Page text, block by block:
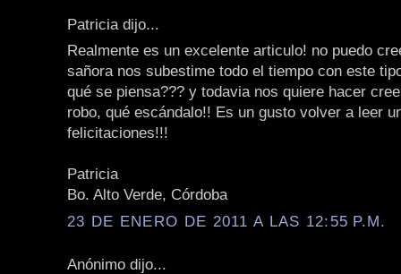
Patricia dijo...
Realmente es un excelente articulo! no puedo
sañora nos subestime todo el tiempo con este
qué se piensa??? y todavia nos quiere hacer
robo, qué escándalo!! Es un gusto volver a leer
felicitaciones!!!
Patricia
Bo. Alto Verde, Córdoba
23 DE ENERO DE 2011 A LAS 12:55 P.M.
Anónimo dijo...